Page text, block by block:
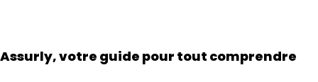
Assurly, votre guide pour tout comprendre